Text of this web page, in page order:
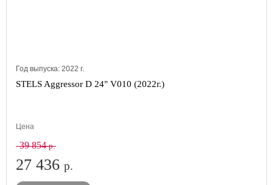
Год выпуска: 2022 г.
STELS Aggressor D 24" V010 (2022г.)
Цена
39 854р.
27 436 р.